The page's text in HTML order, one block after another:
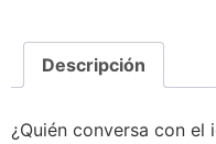
Descripción
¿Quién conversa con el